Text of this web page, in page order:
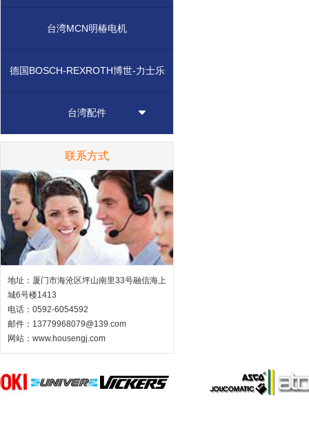
台湾MCN明椿电机
德国BOSCH-REXROTH博世-力士乐
台湾配件
联系方式
地址：厦门市海沧区坪山南里33号融信海上
城6号楼1413
电话：0592-6054592
邮件：13779968079@139.com
网站： www.housengj.com